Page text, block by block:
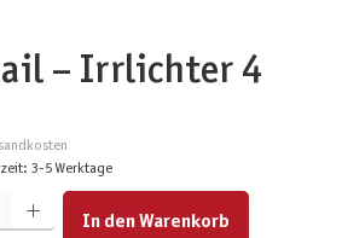
– Irrlichter 4
3-5 Werktage
Wert ein oder benutze die Schaltflächen um die Anzahl zu
In den Warenkorb